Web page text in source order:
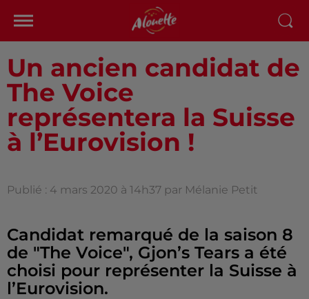
Un ancien candidat de
The Voice
représentera la Suisse
à l’Eurovision !
Publié : 4 mars 2020 à 14h37 par Mélanie Petit
Candidat remarqué de la saison 8
de "The Voice", Gjon’s Tears a été
choisi pour représenter la Suisse à
l’Eurovision.